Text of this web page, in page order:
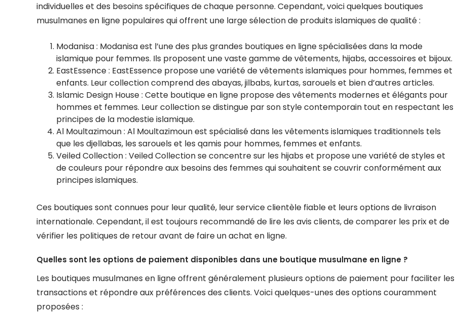
individuelles et des besoins spécifiques de chaque personne. Cependant, voici quelques boutiques
musulmanes en ligne populaires qui offrent une large sélection de produits islamiques de qualité :
Modanisa : Modanisa est l’une des plus grandes boutiques en ligne spécialisées dans la mode
islamique pour femmes. Ils proposent une vaste gamme de vêtements, hijabs, accessoires et bijoux.
EastEssence : EastEssence propose une variété de vêtements islamiques pour hommes, femmes et
enfants. Leur collection comprend des abayas, jilbabs, kurtas, sarouels et bien d’autres articles.
Islamic Design House : Cette boutique en ligne propose des vêtements modernes et élégants pour
hommes et femmes. Leur collection se distingue par son style contemporain tout en respectant les
principes de la modestie islamique.
Al Moultazimoun : Al Moultazimoun est spécialisé dans les vêtements islamiques traditionnels tels
que les djellabas, les sarouels et les qamis pour hommes, femmes et enfants.
Veiled Collection : Veiled Collection se concentre sur les hijabs et propose une variété de styles et
de couleurs pour répondre aux besoins des femmes qui souhaitent se couvrir conformément aux
principes islamiques.
Ces boutiques sont connues pour leur qualité, leur service clientèle fiable et leurs options de livraison
internationale. Cependant, il est toujours recommandé de lire les avis clients, de comparer les prix et de
vérifier les politiques de retour avant de faire un achat en ligne.
Quelles sont les options de paiement disponibles dans une boutique musulmane en ligne ?
Les boutiques musulmanes en ligne offrent généralement plusieurs options de paiement pour faciliter les
transactions et répondre aux préférences des clients. Voici quelques-unes des options couramment
proposées :